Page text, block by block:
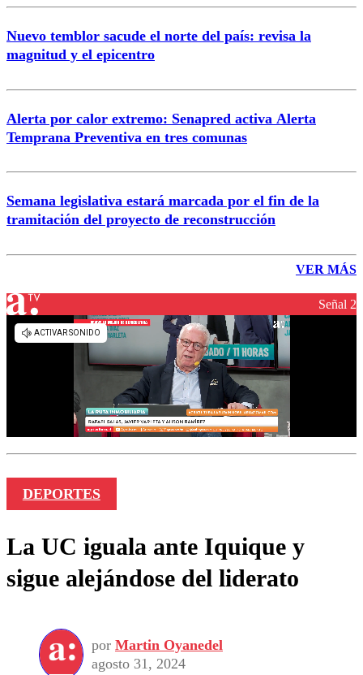
Nuevo temblor sacude el norte del país: revisa la
magnitud y el epicentro
Alerta por calor extremo: Senapred activa Alerta
Temprana Preventiva en tres comunas
Semana legislativa estará marcada por el fin de la
tramitación del proyecto de reconstrucción
VER MÁS
Señal 2
DEPORTES
La UC iguala ante Iquique y
sigue alejándose del liderato
por Martin Oyanedel
agosto 31, 2024